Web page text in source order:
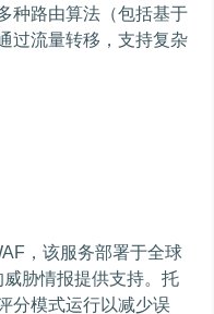
种路由算法（包括基于
过流量转移，支持复杂
，该服务部署于全球
胁情报提供支持。托
分模式运行以减少误